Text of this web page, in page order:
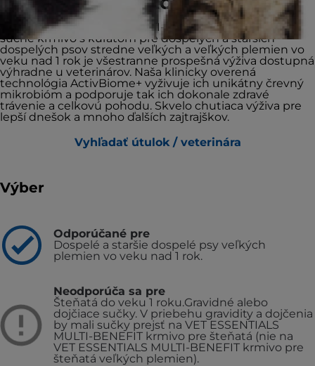
Hill's VET ESSENTIALS MULTI-BENEFIT + DIGESTION
suché krmivo s kuraťom pre dospelých a starších
dospelých psov stredne veľkých a veľkých plemien vo
veku nad 1 rok je všestranne prospešná výživa dostupná
výhradne u veterinárov. Naša klinicky overená
technológia ActivBiome+ vyživuje ich unikátny črevný
mikrobióm a podporuje tak ich dokonale zdravé
trávenie a celkovú pohodu. Skvelo chutiaca výživa pre
lepší dnešok a mnoho ďalších zajtrajškov.
Vyhľadať útulok / veterinára
Výber
Odporúčané pre
Dospelé a staršie dospelé psy veľkých
plemien vo veku nad 1 rok.
Neodporúča sa pre
Šteňatá do veku 1 roku.Gravidné alebo
dojčiace sučky. V priebehu gravidity a dojčenia
by mali sučky prejsť na VET ESSENTIALS
MULTI-BENEFIT krmivo pre šteňatá (nie na
VET ESSENTIALS MULTI-BENEFIT krmivo pre
šteňatá veľkých plemien).